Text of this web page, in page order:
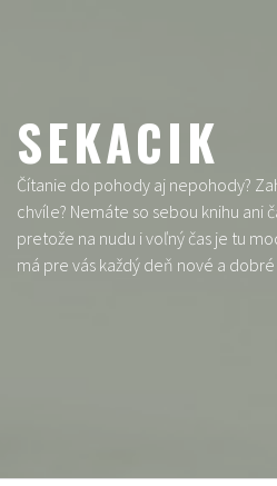
SEKACIK
Čítanie do pohody aj nepohody?
chvíle? Nemáte so sebou knihu ani
pretože na nudu i voľný čas je tu
má pre vás každý deň nové a